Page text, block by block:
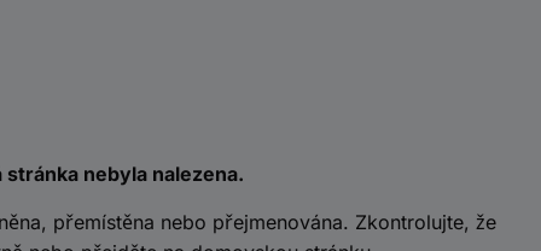
stránka nebyla nalezena.
přemístěna nebo přejmenována. Zkontrolujte, že